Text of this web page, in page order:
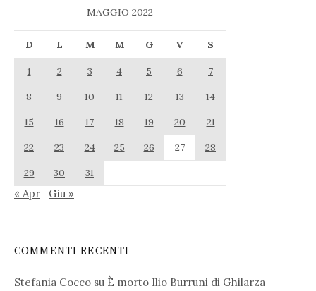
MAGGIO 2022
D L M M G V S
1 2 3 4 5 6
7
8
9 10 11 12 13
14
15
16 17 18 19 20
21
22
23 24 25 26 27
28
29
30 31
« Apr Giu »
COMMENTI RECENTI
Stefania Cocco su È morto Ilio Burruni di Ghilarza